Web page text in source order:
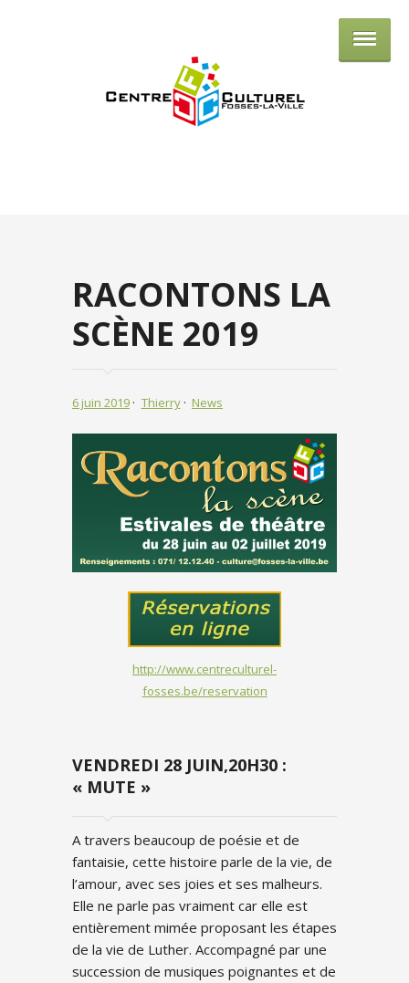
Centre culturel de Fosses-la-Ville
RACONTONS LA
SCÈNE 2019
6 juin 2019 Thierry News
http://www.centreculturel-
fosses.be/reservation
VENDREDI 28 JUIN,20H30 :
« MUTE »
A travers beaucoup de poésie et de
fantaisie, cette histoire parle de la vie, de
l’amour, avec ses joies et ses malheurs.
Elle ne parle pas vraiment car elle est
entièrement mimée proposant les étapes
de la vie de Luther. Accompagné par une
succession de musiques poignantes et de